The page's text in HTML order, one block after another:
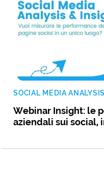
SOCIAL MEDIA
Webinar Insight: le
aziendali sui social,